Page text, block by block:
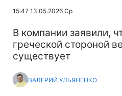
15:47 13.05.2026 Ср
В компании заявили,
греческой стороной
существует
ВАЛЕРИЙ УЛЬЯНЕНКО